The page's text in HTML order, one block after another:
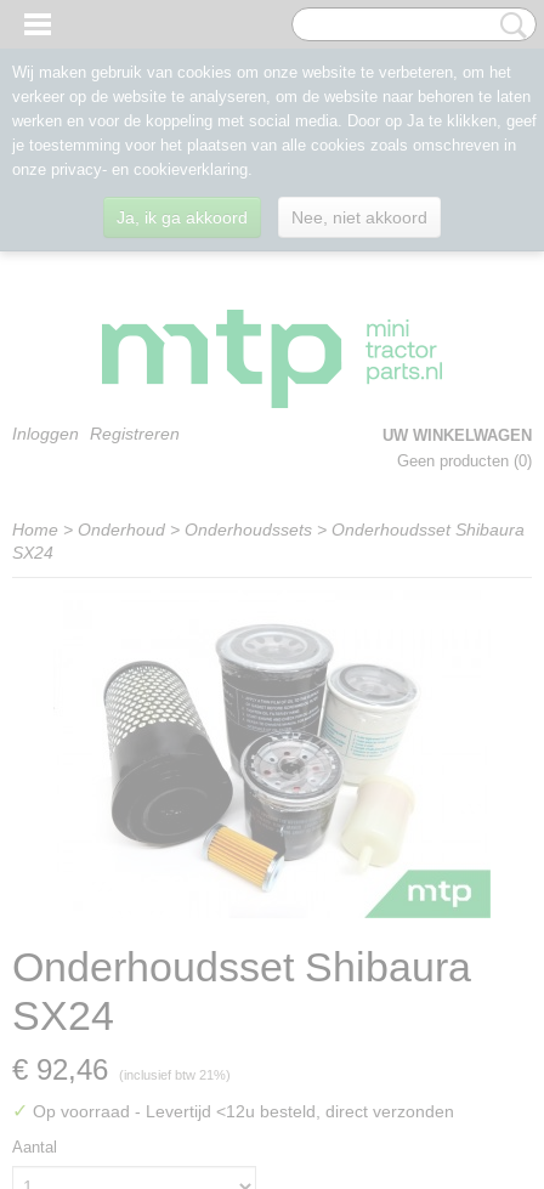
Inloggen Registreren
UW WINKELWAGEN
Geen producten (0)
Home > Onderhoud > Onderhoudssets > Onderhoudsset Shibaura
SX24
Onderhoudsset Shibaura
SX24
€ 92,46 (inclusief btw 21%)
✓ Op voorraad - Levertijd <12u besteld, direct verzonden
Aantal
Wij maken gebruik van cookies om onze website te verbeteren, om het
verkeer op de website te analyseren, om de website naar behoren te laten
werken en voor de koppeling met social media. Door op Ja te klikken, geef
je toestemming voor het plaatsen van alle cookies zoals omschreven in
onze privacy- en cookieverklaring.
Ja, ik ga akkoord Nee, niet akkoord